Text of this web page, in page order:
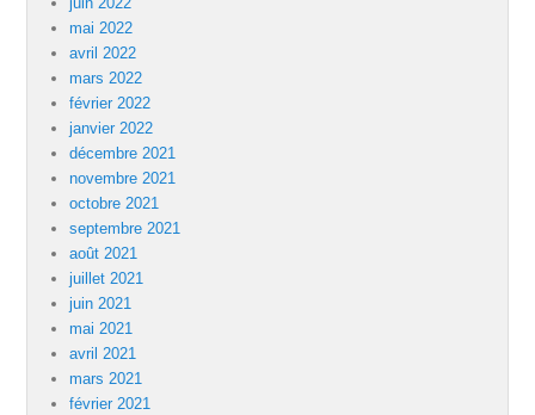
mai 2022
avril 2022
mars 2022
février 2022
janvier 2022
décembre 2021
novembre 2021
octobre 2021
septembre 2021
août 2021
juillet 2021
juin 2021
mai 2021
avril 2021
mars 2021
février 2021